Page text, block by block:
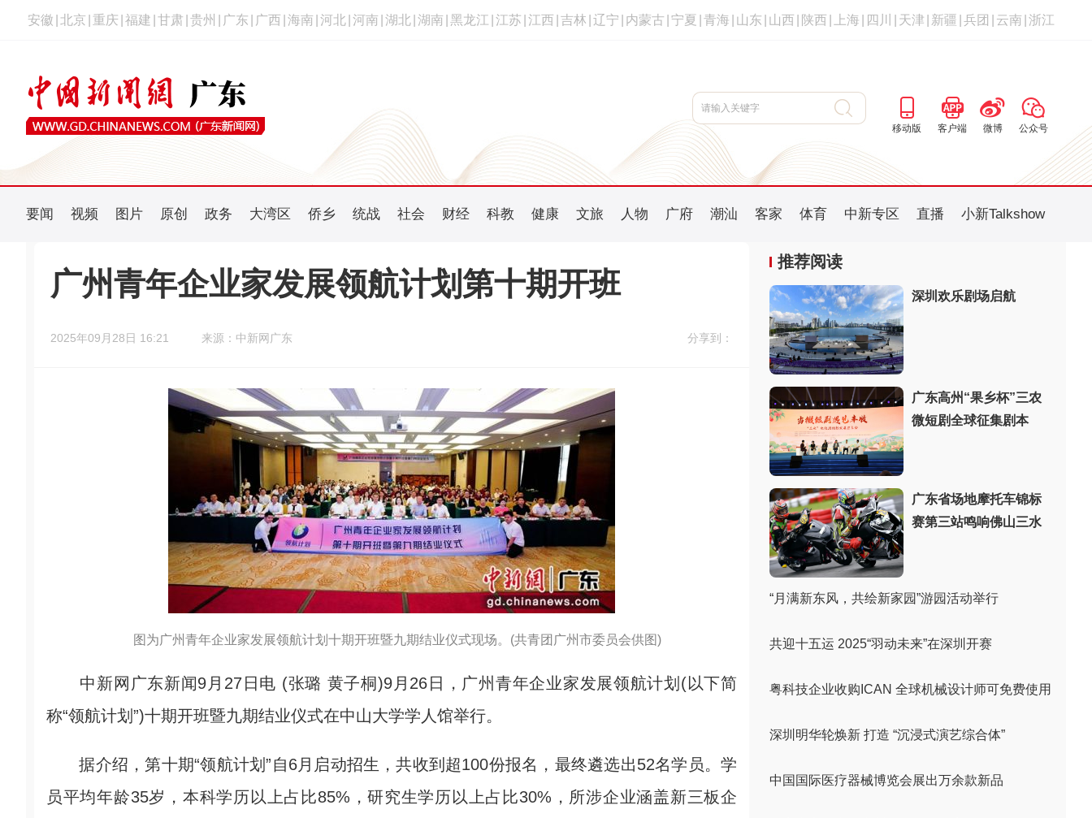
安徽 北京 重庆 福建 甘肃 贵州 广东 广西 海南 河北 河南 湖北 湖南 黑龙江 江苏 江西 吉林 辽宁 内蒙古 宁夏 青海 山东 山西 陕西 上海 四川 天津 新疆 兵团 云南 浙江
移动版 客户端 微博 公众号
要闻 视频 图片 原创 政务 大湾区 侨乡 统战 社会 财经 科教 健康 文旅 人物 广府 潮汕 客家 体育 中新专区 直播 小新Talkshow
广州青年企业家发展领航计划第十期开班
2025年09月28日 16:21 来源：中新网广东 分享到：
图为广州青年企业家发展领航计划十期开班暨九期结业仪式现场。(共青团广州市委员会供图)
中新网广东新闻9月27日电 (张璐 黄子桐)9月26日，广州青年企业家发展领航计划(以下简
称“领航计划”)十期开班暨九期结业仪式在中山大学学人馆举行。
据介绍，第十期“领航计划”自6月启动招生，共收到超100份报名，最终遴选出52名学员。学
员平均年龄35岁，本科学历以上占比85%，研究生学历以上占比30%，所涉企业涵盖新三板企
推荐阅读
深圳欢乐剧场启航
广东高州“果乡杯”三农
微短剧全球征集剧本
广东省场地摩托车锦标
赛第三站鸣响佛山三水
“月满新东风，共绘新家园”游园活动举行
共迎十五运 2025“羽动未来”在深圳开赛
粤科技企业收购ICAN 全球机械设计师可免费使用
深圳明华轮焕新 打造 “沉浸式演艺综合体”
中国国际医疗器械博览会展出万余款新品